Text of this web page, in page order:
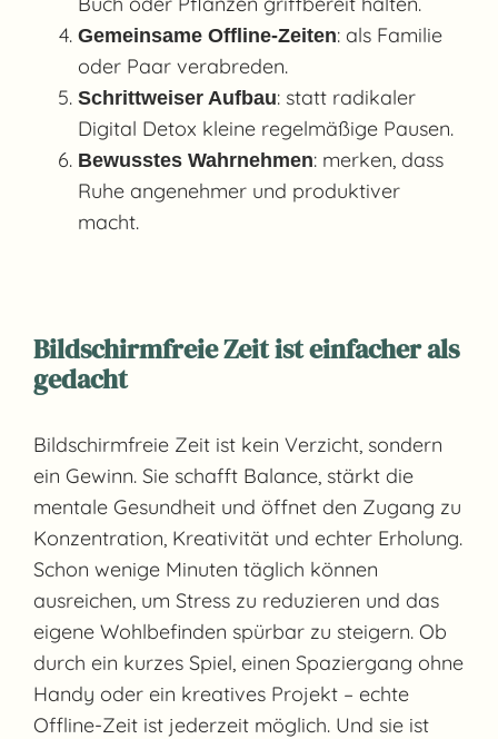
Gemeinsame Offline-Zeiten: als Familie
oder Paar verabreden.
Schrittweiser Aufbau: statt radikaler
Digital Detox kleine regelmäßige Pausen.
Bewusstes Wahrnehmen: merken, dass
Ruhe angenehmer und produktiver
macht.
Bildschirmfreie Zeit ist einfacher als
gedacht
Bildschirmfreie Zeit ist kein Verzicht, sondern
ein Gewinn. Sie schafft Balance, stärkt die
mentale Gesundheit und öffnet den Zugang zu
Konzentration, Kreativität und echter Erholung.
Schon wenige Minuten täglich können
ausreichen, um Stress zu reduzieren und das
eigene Wohlbefinden spürbar zu steigern. Ob
durch ein kurzes Spiel, einen Spaziergang ohne
Handy oder ein kreatives Projekt – echte
Offline-Zeit ist jederzeit möglich. Und sie ist